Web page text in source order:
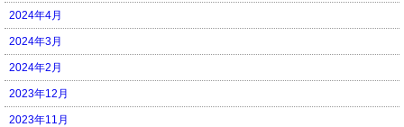
2024年4月
2024年3月
2024年2月
2023年12月
2023年11月